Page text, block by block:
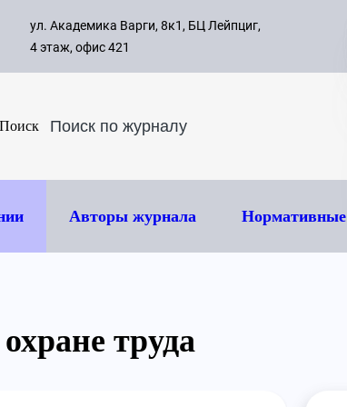
с 09:00
8 495
ул. Академика Варги, 8к1, БЦ Лейпциг,
4 этаж, офис 421
Авторы журнала
труда